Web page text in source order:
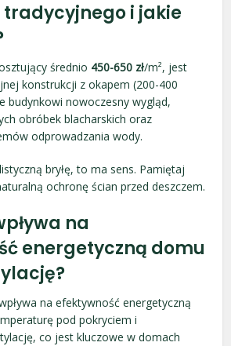
tradycyjnego i jakie
średnio 450-650 zł/m², jest
konstrukcji z okapem (200-400
budynkowi nowoczesny wygląd,
obróbek blacharskich oraz
odprowadzania wody.
bryłę, to ma sens. Pamiętaj
ochronę ścian przed deszczem.
na
energetyczną domu
na efektywność energetyczną
pod pokryciem i
co jest kluczowe w domach